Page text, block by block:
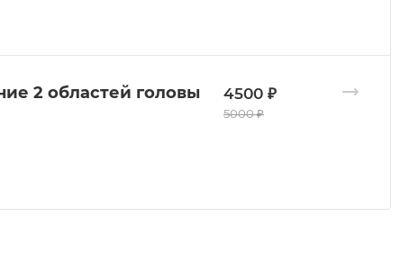
2 областей головы 4500 ₽
5000 ₽